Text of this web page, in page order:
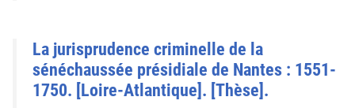
La jurisprudence criminelle de la
sénéchaussée présidiale de Nantes : 1551-
1750. [Loire-Atlantique]. [Thèse].